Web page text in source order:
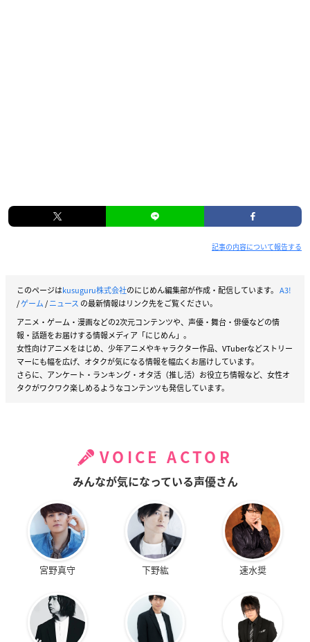
記事の内容について報告する
このページはkusuguru株式会社のにじめん編集部が作成・配信しています。 A3!
/ゲーム/ニュース の最新情報はリンク先をご覧ください。
アニメ・ゲーム・漫画などの2次元コンテンツや、声優・舞台・俳優などの情
報・話題をお届けする情報メディア「にじめん」。
女性向けアニメをはじめ、少年アニメやキャラクター作品、VTuberなどストリー
マーにも幅を広げ、オタクが気になる情報を幅広くお届けしています。
さらに、アンケート・ランキング・オタ活（推し活）お役立ち情報など、女性オ
タクがワクワク楽しめるようなコンテンツも発信しています。
VOICE ACTOR
みんなが気になっている声優さん
宮野真守 下野紘 速水奨